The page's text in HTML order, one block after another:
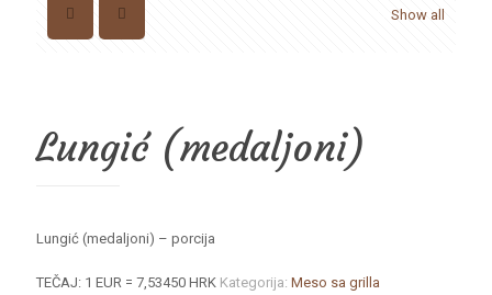
Show all
Lungić (medaljoni)
Lungić (medaljoni) – porcija
TEČAJ: 1 EUR = 7,53450 HRK Kategorija: Meso sa grilla